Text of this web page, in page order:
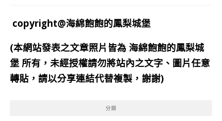
copyright@海綿飽飽的鳳梨城堡
(本網站發表之文章照片皆為 海綿飽飽的鳳梨城
堡 所有，未經授權請勿將站內之文字、圖片任意
轉貼，請以分享連結代替複製，謝謝)
分類